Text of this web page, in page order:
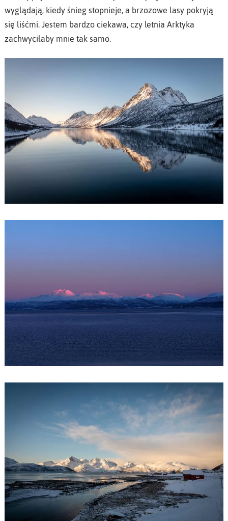
wyglądają, kiedy śnieg stopnieje, a brzozowe lasy pokryją
się liśćmi. Jestem bardzo ciekawa, czy letnia Arktyka
zachwyciłaby mnie tak samo.